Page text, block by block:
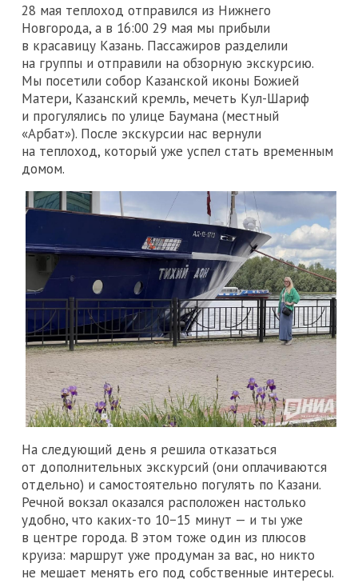
28 мая теплоход отправился из Нижнего
Новгорода, а в 16:00 29 мая мы прибыли
в красавицу Казань. Пассажиров разделили
на группы и отправили на обзорную экскурсию.
Мы посетили собор Казанской иконы Божией
Матери, Казанский кремль, мечеть Кул-Шариф
и прогулялись по улице Баумана (местный
«Арбат»). После экскурсии нас вернули
на теплоход, который уже успел стать временным
домом.
На следующий день я решила отказаться
от дополнительных экскурсий (они оплачиваются
отдельно) и самостоятельно погулять по Казани.
Речной вокзал оказался расположен настолько
удобно, что каких-то 10−15 минут — и ты уже
в центре города. В этом тоже один из плюсов
круиза: маршрут уже продуман за вас, но никто
не мешает менять его под собственные интересы.